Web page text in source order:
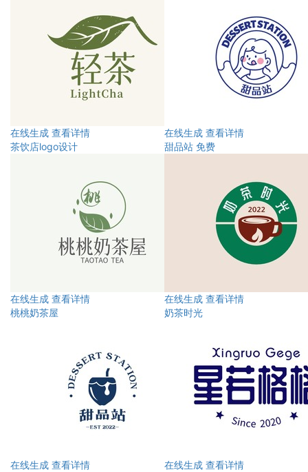
在线生成 查看详情
茶饮店logo设计
在线生成 查看详情
甜品站 免费
在线生成 查看详情
桃桃奶茶屋
在线生成 查看详情
奶茶时光
在线生成 查看详情
在线生成 查看详情